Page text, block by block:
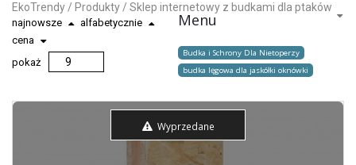
EkoTrendy/ Produkty/ Sklep internetowy z budkami dla ptaków
najnowsze
alfabetycznie
cena
pokaż
Wyprzedane
Menu
Budka i Schrony Dla Nietoperzy
budka lęgowa dla jaskółki oknówki